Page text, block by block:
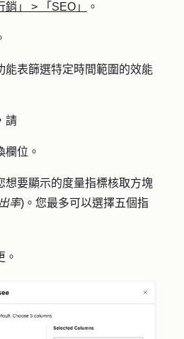
銷」 > 「SEO」 。
能表篩選特定時間範圍的效能
請
欄位 。
想要顯示的度量指標核取方塊
率)。您最多可以選擇五個指
。